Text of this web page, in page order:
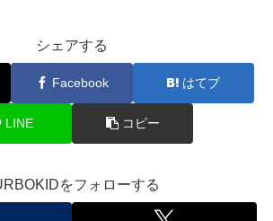
シェアする
Facebook はてブ
LINE コピー
をフォローする